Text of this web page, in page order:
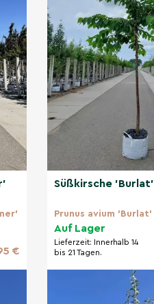
€
Süßkirsche 'Burlat'
Prunus avium 'Burlat'
Auf Lager
Lieferzeit: Innerhalb 14
bis 21 Tagen.